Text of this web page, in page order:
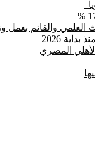
والقائم بعمل
المصري